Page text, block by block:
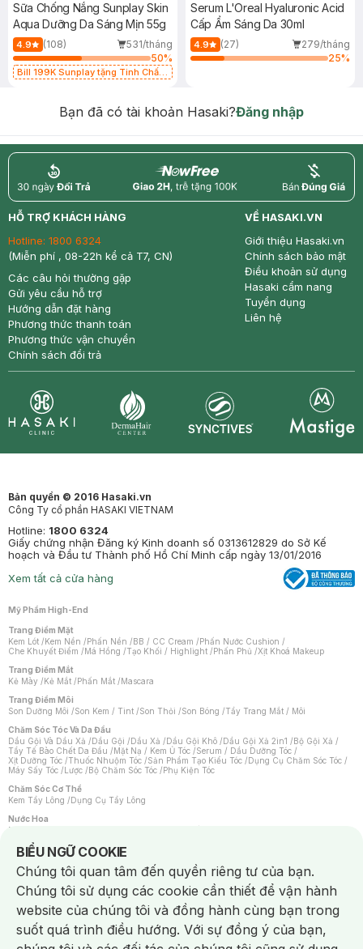
Sữa Chống Nắng Sunplay Skin
Aqua Dưỡng Da Sáng Mịn 55g
4.9 (108)
531/tháng
50%
Bill 199K Sunplay tặng Tinh Chất
Serum L'Oreal Hyaluronic Acid
Cấp Ẩm Sáng Da 30ml
4.9 (27)
279/tháng
25%
Bạn đã có tài khoản Hasaki?Đăng nhập
return nowfree price
HỖ TRỢ KHÁCH HÀNG
Hotline: 1800 6324
(Miễn phí , 08-22h kể cả T7, CN)
Các câu hỏi thường gặp
Gửi yêu cầu hỗ trợ
Hướng dẫn đặt hàng
Phương thức thanh toán
Phương thức vận chuyển
Chính sách đổi trả
VỀ HASAKI.VN
Giới thiệu Hasaki.vn
Chính sách bảo mật
Điều khoản sử dụng
Hasaki cẩm nang
Tuyển dụng
Liên hệ
Bản quyền © 2016 Hasaki.vn
Công Ty cổ phần HASAKI VIETNAM
Hotline: 1800 6324
Giấy chứng nhận Đăng ký Kinh doanh số 0313612829 do Sở Kế
hoạch và Đầu tư Thành phố Hồ Chí Minh cấp ngày 13/01/2016
Xem tất cả cửa hàng
Mỹ Phẩm High-End
Trang Điểm Mặt
Kem Lót /Kem Nền /Phấn Nền /BB / CC Cream /Phấn Nước Cushion /
Che Khuyết Điểm /Má Hồng /Tạo Khối / Highlight /Phấn Phủ /Xịt Khoá Makeup
Trang Điểm Mắt
Kẻ Mày /Kẻ Mắt /Phấn Mắt /Mascara
Trang Điểm Môi
Son Dưỡng Môi /Son Kem / Tint /Son Thỏi /Son Bóng /Tẩy Trang Mắt / Môi
Chăm Sóc Tóc Và Da Đầu
Dầu Gội Và Dầu Xả /Dầu Gội /Dầu Xả /Dầu Gội Khô /Dầu Gội Xả 2in1 /Bộ Gội Xả /
Tẩy Tế Bào Chết Da Đầu /Mặt Nạ / Kem Ủ Tóc /Serum / Dầu Dưỡng Tóc /
Xịt Dưỡng Tóc /Thuốc Nhuộm Tóc /Sản Phẩm Tạo Kiểu Tóc /Dụng Cụ Chăm Sóc Tóc /
Máy Sấy Tóc /Lược /Bộ Chăm Sóc Tóc /Phụ Kiện Tóc
Chăm Sóc Cơ Thể
Kem Tẩy Lông /Dụng Cụ Tẩy Lông
Nước Hoa
Nước Hoa Nữ
Chăm Sóc Cá Nhân
Chống Muỗi /Khẩu Trang /Máy Massage/Mặt Nạ Xông Hơi /Nước Rửa Tay/
Sản Phẩm Chăm Sóc Khác /Bàn Chải Đánh Răng /Bàn Chải Điện/
Hỗ Trợ Trắng Răng/Kem Đánh Răng /Máy Tăm Nước/ Nước Súc Miệng/
Tăm / Chỉ Nha Khoa/ Xịt Thơm Miệng / Dung Dịch Vệ Sinh/Dưỡng Vùng Kín/
Khăn Ướt Vệ Sinh Vùng Kín/Băng Vệ Sinh/Tampon/Bọt Cạo Râu /Dao Cạo Râu/
Máy Cạo Râu
Vấn Đề Về Da
BIỂU NGỮ COOKIE
Notice about cookies usage
Chúng tôi quan tâm đến quyền riêng tư của bạn.
Chúng tôi sử dụng các cookie cần thiết để vận hành
website của chúng tôi và đồng hành cùng bạn trong
suốt quá trình điều hướng. Với sự đồng ý của bạn,